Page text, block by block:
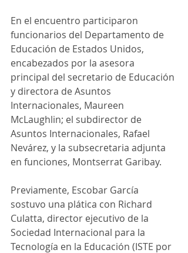
En el encuentro participaron
funcionarios del Departamento de
Educación de Estados Unidos,
encabezados por la asesora
principal del secretario de Educación
y directora de Asuntos
Internacionales, Maureen
McLaughlin; el subdirector de
Asuntos Internacionales, Rafael
Nevárez, y la subsecretaria adjunta
en funciones, Montserrat Garibay.
Previamente, Escobar García
sostuvo una plática con Richard
Culatta, director ejecutivo de la
Sociedad Internacional para la
Tecnología en la Educación (ISTE por